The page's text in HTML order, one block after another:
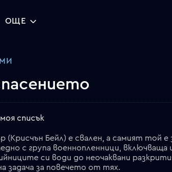
ОЩЕ
списък
Бейл) е свален, а самият той е
с група военнопленници,
си води до неочаквани
задача за повечето от тях.